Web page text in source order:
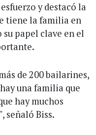
y destacó la
tiene la familia en
papel clave en el
de 200 bailarines,
una familia que
hay muchos
señaló Biss.